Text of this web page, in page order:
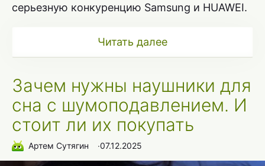
серьезную конкуренцию Samsung и HUAWEI.
Читать далее
Зачем нужны наушники для
сна с шумоподавлением. И
стоит ли их покупать
Артем Сутягин ∙07.12.2025